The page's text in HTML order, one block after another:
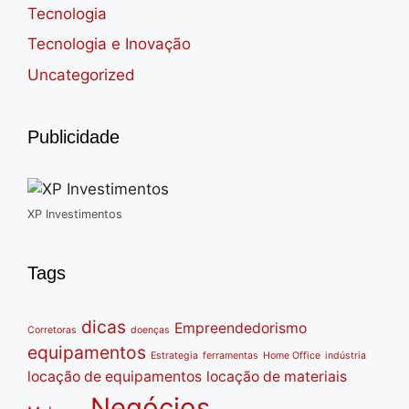
Tecnologia
Tecnologia e Inovação
Uncategorized
Publicidade
XP Investimentos
Tags
Corretoras dicas doenças Empreendedorismo
equipamentos Estrategia ferramentas Home Office indústria
locação de equipamentos locação de materiais